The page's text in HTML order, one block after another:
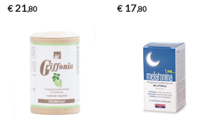
€ 21,80
€ 17,80